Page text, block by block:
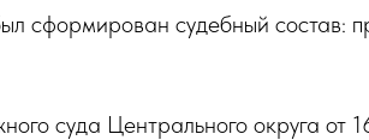
сформирован судебный состав:
суда Центрального округа от